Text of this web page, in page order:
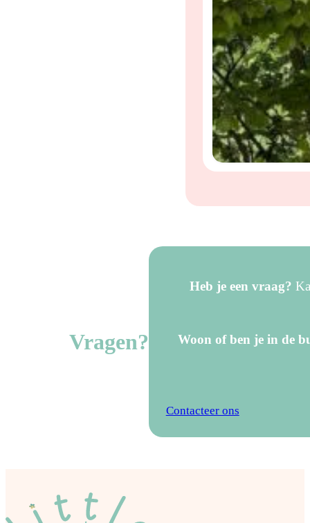
Vragen?
Heb je een vraag?
Woon of ben je in de
Contacteer ons